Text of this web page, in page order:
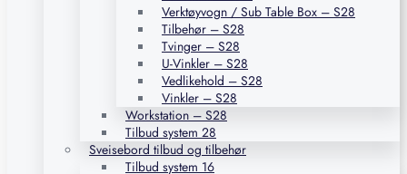
Verktøyvogn / Sub Table Box – S28
Tilbehør – S28
Tvinger – S28
U-Vinkler – S28
Vedlikehold – S28
Vinkler – S28
Workstation – S28
Tilbud system 28
Sveisebord tilbud og tilbehør
Tilbud system 16